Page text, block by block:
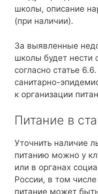
школы, описание
(при наличии).
За выявленные
школы будет нести
согласно статье
санитарно-
к организации
Питание в
Уточнить наличие
питанию можно у
или в органах
России, в том
питание может